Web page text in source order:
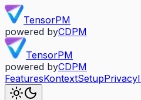
TensorPM
powered byCDPM
TensorPM
powered byCDPM
FeaturesKontextSetupPrivacy